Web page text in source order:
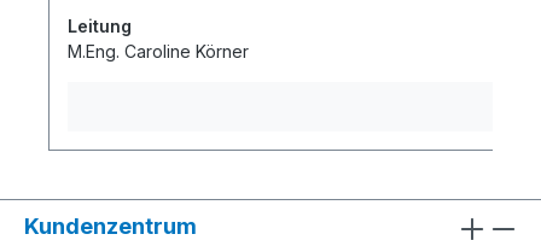
Leitung
M.Eng. Caroline Körner
Kundenzentrum